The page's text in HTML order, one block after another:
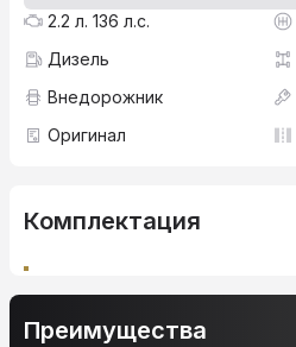
2.2 л. 136 л.с.
Дизель
Внедорожник
Оригинал
Комплектация
Преимущества